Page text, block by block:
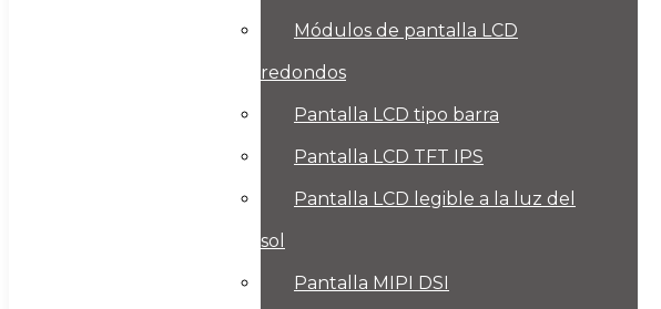
Módulos de pantalla LCD
redondos
Pantalla LCD tipo barra
Pantalla LCD TFT IPS
Pantalla LCD legible a la luz del
sol
Pantalla MIPI DSI